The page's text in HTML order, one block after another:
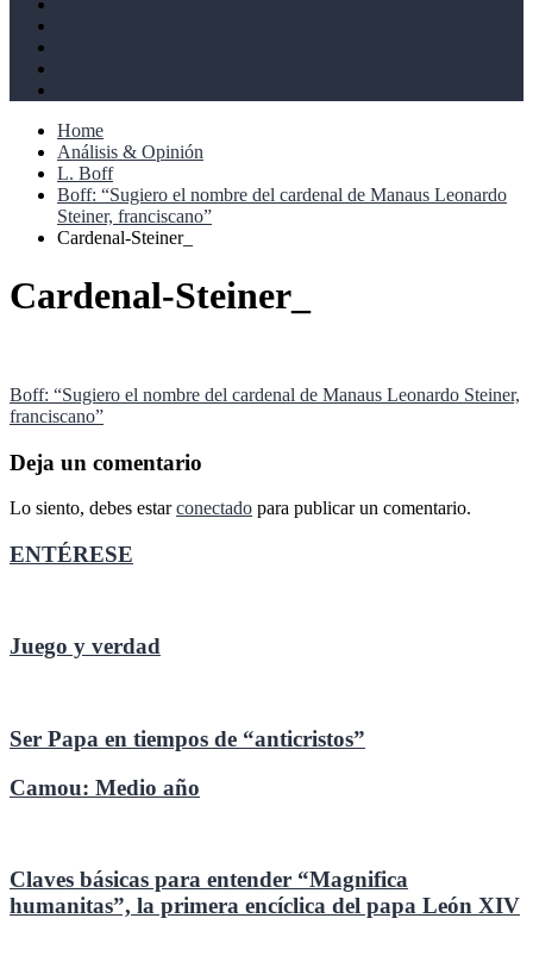
Home
Análisis & Opinión
L. Boff
Boff: “Sugiero el nombre del cardenal de Manaus Leonardo
Steiner, franciscano”
Cardenal-Steiner_
Cardenal-Steiner_
Navegación
de
entradas
Boff: “Sugiero el nombre del cardenal de Manaus Leonardo Steiner,
franciscano”
Deja un comentario
Lo siento, debes estarconectado para publicar un comentario.
ENTÉRESE
Juego y verdad
Ser Papa en tiempos de “anticristos”
Camou: Medio año
Claves básicas para entender “Magnifica
humanitas”, la primera encíclica del papa León XIV